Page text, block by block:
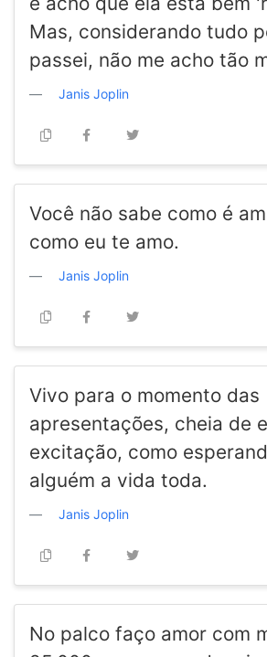
Mas, considerando tudo
passei, não me acho tão
Janis Joplin
Você não sabe como é
como eu te amo.
Janis Joplin
Vivo para o momento das
apresentações, cheia de
excitação, como
alguém a vida toda.
Janis Joplin
No palco faço amor com